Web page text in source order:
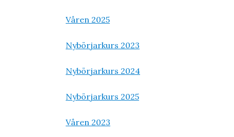
Våren 2025
Nybörjarkurs 2023
Nybörjarkurs 2024
Nybörjarkurs 2025
Våren 2023